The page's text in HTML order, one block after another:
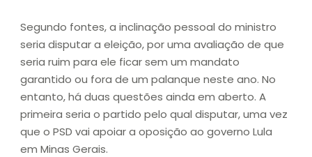
Segundo fontes, a inclinação pessoal do ministro
seria disputar a eleição, por uma avaliação de que
seria ruim para ele ficar sem um mandato
garantido ou fora de um palanque neste ano. No
entanto, há duas questões ainda em aberto. A
primeira seria o partido pelo qual disputar, uma vez
que o PSD vai apoiar a oposição ao governo Lula
em Minas Gerais.